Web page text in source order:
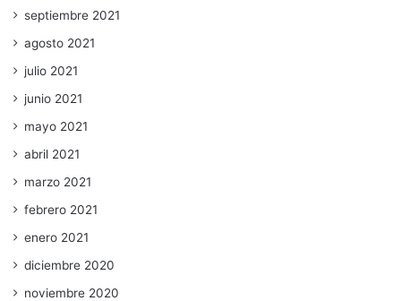
septiembre 2021
agosto 2021
julio 2021
junio 2021
mayo 2021
abril 2021
marzo 2021
febrero 2021
enero 2021
diciembre 2020
noviembre 2020